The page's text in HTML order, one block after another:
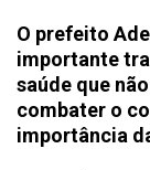
O prefeito
importante
saúde que
combater o
importância